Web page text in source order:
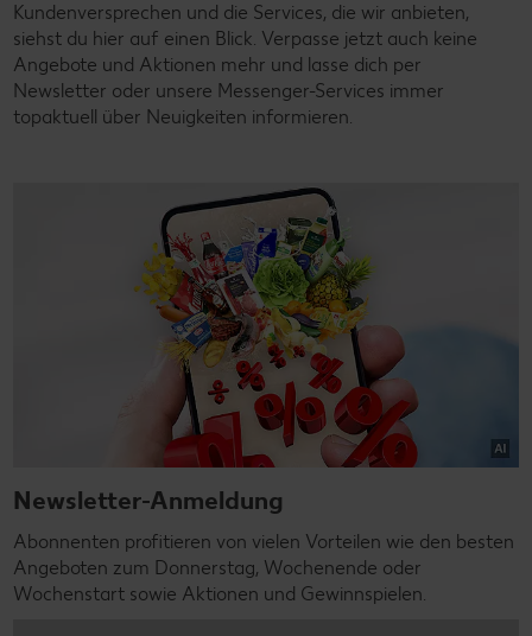
Kundenversprechen und die Services, die wir anbieten,
siehst du hier auf einen Blick. Verpasse jetzt auch keine
Angebote und Aktionen mehr und lasse dich per
Newsletter oder unsere Messenger-Services immer
topaktuell über Neuigkeiten informieren.
Newsletter-Anmeldung
Abonnenten profitieren von vielen Vorteilen wie den besten
Angeboten zum Donnerstag, Wochenende oder
Wochenstart sowie Aktionen und Gewinnspielen.